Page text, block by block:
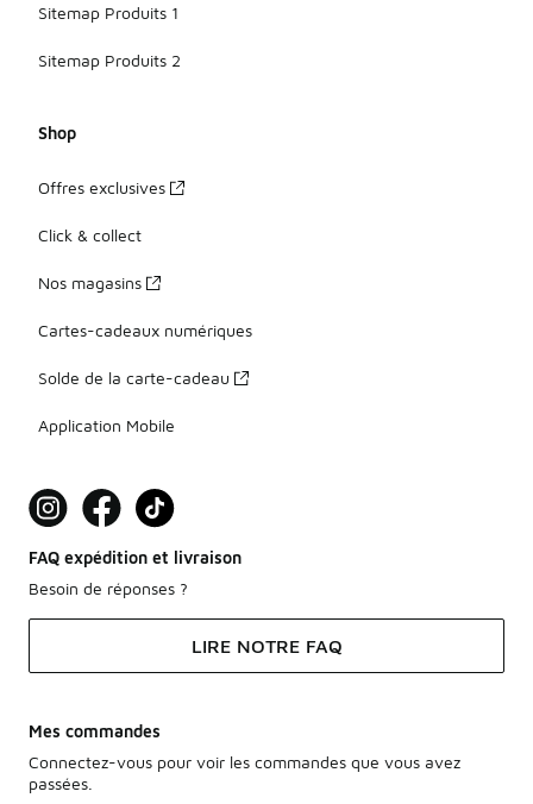
Sitemap Produits 1
Sitemap Produits 2
Shop
Offres exclusives
Click & collect
Nos magasins
Cartes-cadeaux numériques
Solde de la carte-cadeau
Application Mobile
FAQ expédition et livraison
Besoin de réponses ?
LIRE NOTRE FAQ
Mes commandes
Connectez-vous pour voir les commandes que vous avez
passées.